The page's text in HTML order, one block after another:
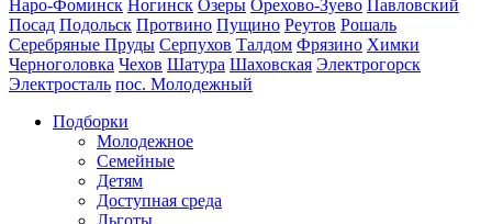
Наро-Фоминск Ногинск Озеры Орехово-Зуево Павловский
Посад Подольск Протвино Пущино Реутов Рошаль
Серебряные Пруды Серпухов Талдом Фрязино Химки
Черноголовка Чехов Шатура Шаховская Электрогорск
Электросталь пос. Молодежный
Подборки
Молодежное
Семейные
Детям
Доступная среда
Льготы